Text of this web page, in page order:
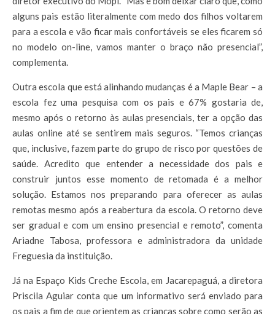
alguns pais estão literalmente com medo dos filhos voltarem
para a escola e vão ficar mais confortáveis se eles ficarem só
no modelo on-line, vamos manter o braço não presencial”,
complementa.
Outra escola que está alinhando mudanças é a Maple Bear – a
escola fez uma pesquisa com os pais e 67% gostaria de,
mesmo após o retorno às aulas presenciais, ter a opção das
aulas online até se sentirem mais seguros. “Temos crianças
que, inclusive, fazem parte do grupo de risco por questões de
saúde. Acredito que entender a necessidade dos pais e
construir juntos esse momento de retomada é a melhor
solução. Estamos nos preparando para oferecer as aulas
remotas mesmo após a reabertura da escola. O retorno deve
ser gradual e com um ensino presencial e remoto”, comenta
Ariadne Tabosa, professora e administradora da unidade
Freguesia da instituição.
Já na Espaço Kids Creche Escola, em Jacarepaguá, a diretora
Priscila Aguiar conta que um informativo será enviado para
os pais a fim de que orientem as crianças sobre como serão as